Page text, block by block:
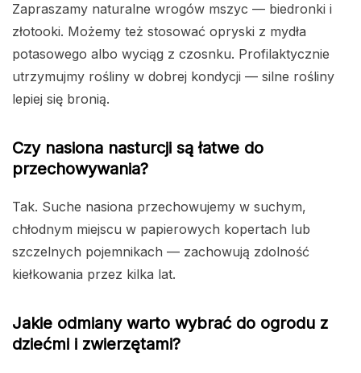
Zapraszamy naturalne wrogów mszyc — biedronki i
złotooki. Możemy też stosować opryski z mydła
potasowego albo wyciąg z czosnku. Profilaktycznie
utrzymujmy rośliny w dobrej kondycji — silne rośliny
lepiej się bronią.
Czy nasiona nasturcji są łatwe do
przechowywania?
Tak. Suche nasiona przechowujemy w suchym,
chłodnym miejscu w papierowych kopertach lub
szczelnych pojemnikach — zachowują zdolność
kiełkowania przez kilka lat.
Jakie odmiany warto wybrać do ogrodu z
dziećmi i zwierzętami?